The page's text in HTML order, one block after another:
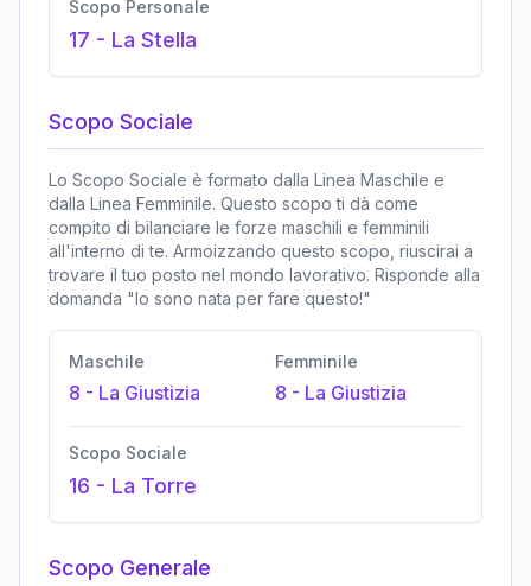
Scopo Personale
17 - La Stella
Scopo Sociale
Lo Scopo Sociale è formato dalla Linea Maschile e
dalla Linea Femminile. Questo scopo ti dà come
compito di bilanciare le forze maschili e femminili
all'interno di te. Armoizzando questo scopo, riuscirai a
trovare il tuo posto nel mondo lavorativo. Risponde alla
domanda "Io sono nata per fare questo!"
Maschile
8 - La Giustizia
Femminile
8 - La Giustizia
Scopo Sociale
16 - La Torre
Scopo Generale